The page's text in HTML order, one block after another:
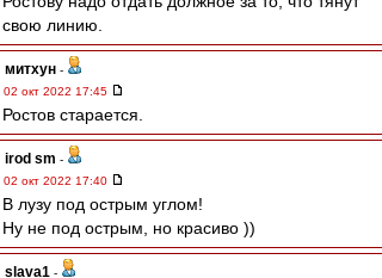
свою линию.
митхун -
02 окт 2022 17:45
Ростов старается.
irod sm -
02 окт 2022 17:40
В лузу под острым углом!
Ну не под острым, но красиво ))
slava1 -